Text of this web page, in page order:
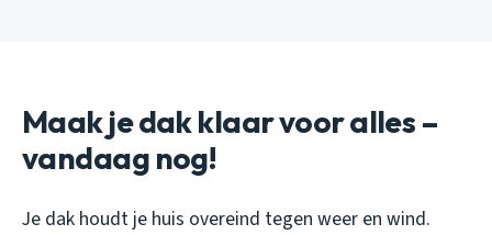
Maak je dak klaar voor alles –
vandaag nog!
Je dak houdt je huis overeind tegen weer en wind.